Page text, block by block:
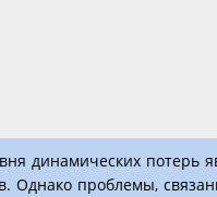
динамических потерь
Однако проблемы,